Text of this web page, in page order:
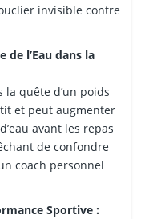
invisible contre
l’Eau dans la
la quête d’un poids
et peut augmenter
avant les repas
de confondre
coach personnel
Sportive :